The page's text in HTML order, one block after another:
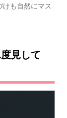
も自然にマス
見して